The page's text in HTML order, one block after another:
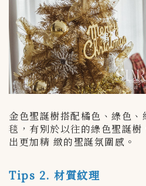
金色聖誕樹搭配橘色、綠色
毯，有別於以往的綠色聖誕
出更加精 緻的聖誕氛圍感。
Tips 2. 材質紋理